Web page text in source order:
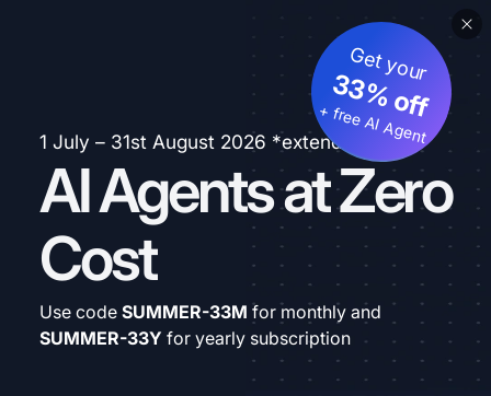
1 July – 31st August 2026 *extended
AI Agents at Zero
Cost
Get your
33% off
+ free AI Agent
Use code SUMMER-33M for monthly and
SUMMER-33Y for yearly subscription